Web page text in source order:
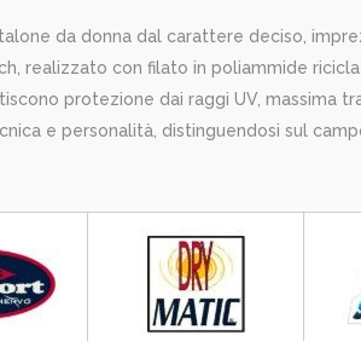
da donna dal carattere deciso,
realizzato con filato in poliammide
protezione dai raggi UV, massima
e personalità, distinguendosi sul